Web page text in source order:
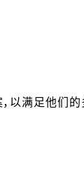
以满足他们